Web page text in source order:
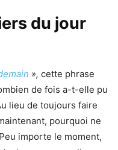
du jour
», cette phrase
de fois a-t-elle pu
lieu de toujours faire
pourquoi ne
importe le moment,